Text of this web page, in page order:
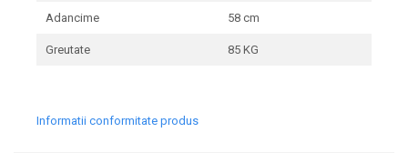
Adancime 58 cm
Greutate 85 KG
Informatii conformitate produs